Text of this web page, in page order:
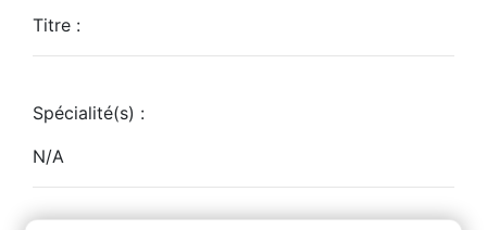
Titre :
Spécialité(s) :
N/A